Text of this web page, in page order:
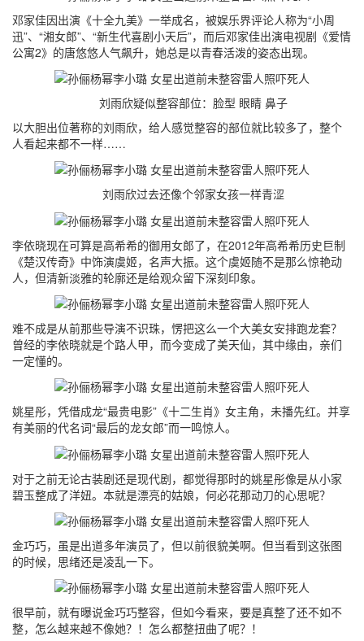
邓家佳因出演《十全九美》一举成名，被娱乐界评论人称为“小周
迅”、“湘女郎”、“新生代喜剧小天后”，而后邓家佳出演电视剧《爱情
公寓2》的唐悠悠人气飙升，她总是以青春活泼的姿态出现。
刘雨欣疑似整容部位：脸型 眼睛 鼻子
以大胆出位著称的刘雨欣，给人感觉整容的部位就比较多了，整个
人看起来都不一样……
刘雨欣过去还像个邻家女孩一样青涩
李依晓现在可算是高希希的御用女郎了，在2012年高希希历史巨制
《楚汉传奇》中饰演虞姬，名声大振。这个虞姬随不是那么惊艳动
人，但清新淡雅的轮廓还是给观众留下深刻印象。
难不成是从前那些导演不识珠，愣把这么一个大美女安排跑龙套？
曾经的李依晓就是个路人甲，而今变成了美天仙，其中缘由，亲们
一定懂的。
姚星彤，凭借成龙“最贵电影”《十二生肖》女主角，未播先红。并享
有美丽的代名词“最后的龙女郎”而一鸣惊人。
对于之前无论古装剧还是现代剧，都觉得那时的姚星彤像是从小家
碧玉整成了洋妞。本就是漂亮的姑娘，何必花那动刀的心思呢？
金巧巧，虽是出道多年演员了，但以前很貌美啊。但当看到这张图
的时候，思绪还是凌乱一下。
很早前，就有曝说金巧巧整容，但如今看来，要是真整了还不如不
整，怎么越来越不像她？！怎么都整扭曲了呢？！